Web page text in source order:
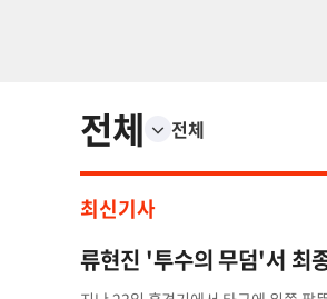
전체 전체
최신기사
류현진 '투수의 무덤'서 최